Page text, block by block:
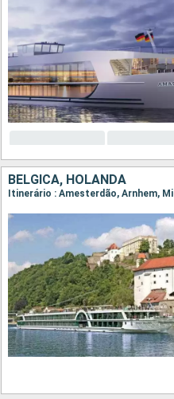
BÉLGICA, HOLANDA
Itinerário : Amesterdão, Arnhem,